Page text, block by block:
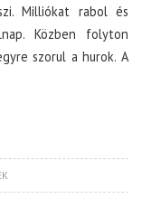
Milliókat rabol és
Közben folyton
szorul a hurok. A